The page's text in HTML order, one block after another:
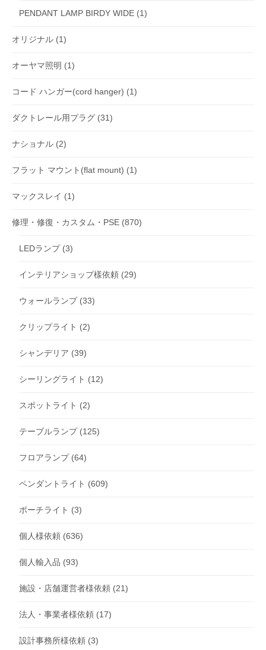
PENDANT LAMP BIRDY WIDE (1)
オリジナル (1)
オーヤマ照明 (1)
コード ハンガー(cord hanger) (1)
ダクトレール用プラグ (31)
ナショナル (2)
フラット マウント(flat mount) (1)
マックスレイ (1)
修理・修復・カスタム・PSE (870)
LEDランプ(3)
インテリアショップ樣依頼 (29)
ウォールランプ(33)
クリップライト (2)
シャンデリア (39)
シーリングライト (12)
スポットライト (2)
テーブルランプ(125)
フロアランプ(64)
ペンダントライト (609)
ポーチライト (3)
個人様依頼 (636)
個人輸入品 (93)
施設・店舗運営者様依頼 (21)
法人・事業者様依頼 (17)
設計事務所様依頼 (3)